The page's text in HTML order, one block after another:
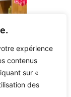
expérience
contenus
sur «
des
DE